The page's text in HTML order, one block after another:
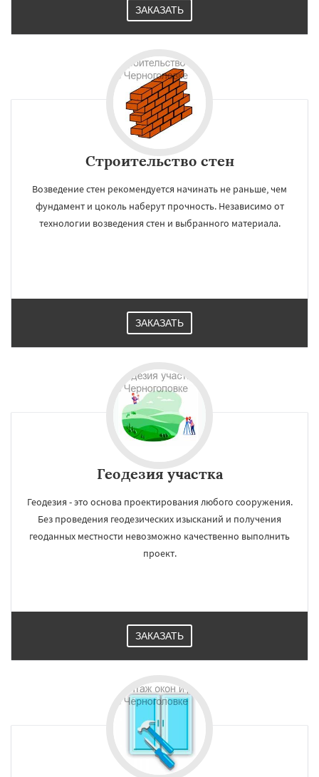
ЗАКАЗАТЬ
Строительство стен
Возведение стен рекомендуется начинать не раньше, чем
фундамент и цоколь наберут прочность. Независимо от
технологии возведения стен и выбранного материала.
ЗАКАЗАТЬ
Геодезия участка
Геодезия - это основа проектирования любого сооружения.
Без проведения геодезических изысканий и получения
геоданных местности невозможно качественно выполнить
проект.
ЗАКАЗАТЬ